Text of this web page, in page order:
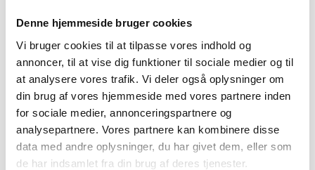
Denne hjemmeside bruger cookies
Vi bruger cookies til at tilpasse vores indhold og
annoncer, til at vise dig funktioner til sociale medier og til
at analysere vores trafik. Vi deler også oplysninger om
din brug af vores hjemmeside med vores partnere inden
for sociale medier, annonceringspartnere og
analysepartnere. Vores partnere kan kombinere disse
data med andre oplysninger, du har givet dem, eller som
de har indsamlet fra din brug af deres tjenester.
RELATEREDE VARER